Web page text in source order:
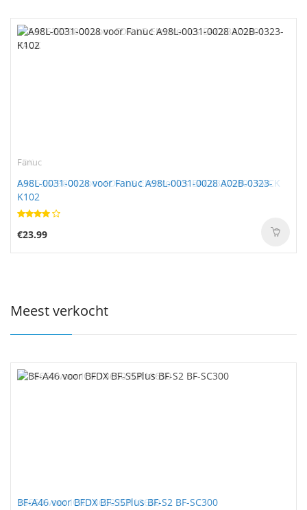
Fanuc
A98L-0031-0028 voor Fanuc A98L-0031-0028 A02B-0323-
K102
€23.99
Meest verkocht
BF-A46 voor BFDX BF-S5Plus BF-S2 BF-SC300